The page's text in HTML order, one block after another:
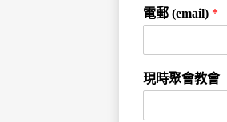
電郵 (email) *
現時聚會教會